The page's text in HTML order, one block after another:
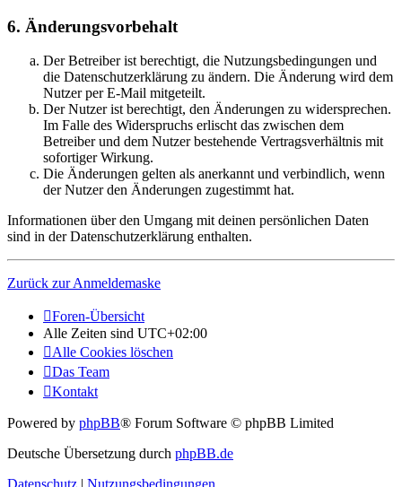
6. Änderungsvorbehalt
Der Betreiber ist berechtigt, die Nutzungsbedingungen und
die Datenschutzerklärung zu ändern. Die Änderung wird dem
Nutzer per E-Mail mitgeteilt.
Der Nutzer ist berechtigt, den Änderungen zu widersprechen.
Im Falle des Widerspruchs erlischt das zwischen dem
Betreiber und dem Nutzer bestehende Vertragsverhältnis mit
sofortiger Wirkung.
Die Änderungen gelten als anerkannt und verbindlich, wenn
der Nutzer den Änderungen zugestimmt hat.
Informationen über den Umgang mit deinen persönlichen Daten
sind in der Datenschutzerklärung enthalten.
Zurück zur Anmeldemaske
Foren-Übersicht
Alle Zeiten sind UTC+02:00
Alle Cookies löschen
Das Team
Kontakt
Powered by phpBB® Forum Software © phpBB Limited
Deutsche Übersetzung durch phpBB.de